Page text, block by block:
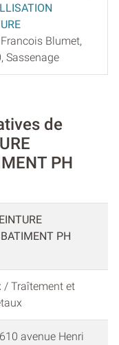
Blumet,
Sassenage
de
PH
PH
/ Traîtement et
avenue Henri